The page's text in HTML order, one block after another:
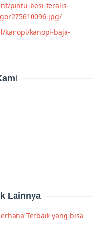
pintu-besi-teralis-
jpg/
kanopi/kanopi-baja-
Lainnya
Terbaik yang bisa